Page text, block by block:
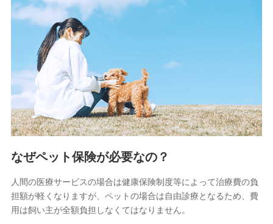
チューリッヒ少額短期保険株式会社
(https://www.zurichssi.co.jp/)
Tokio Marine X少額短期保険株式会社
(https://www.tokiomarine-x.co.jp/)
ペットメディカルサポート株式会社
(https://pshoken.co.jp/)
リトルファミリー少額短期保険株式会社
(https://www.littlefamily-ssi.com/)
2.共同募集を行う代理店から受領する個人情報
郵便、電話、およびＥメール等により、当社と取引のあるも
しくは委託を受けている保険会社・提携会社の保険その他に
た維持管理等の委託業務遂行のため、またそれらに付帯、関
連する当社および提携会社のサービスを案内、提供するため
（なお、当社は複数の保険会社と取引があり、取得した個人
情報を取引のある他の保険会社の商品・サービスをご提案す
なぜペット保険が必要なの？
人間の医療サービスの場合は健康保険制度等によって治療費の負
担額が軽くなりますが、ペットの場合は自由診療となるため、費
用は飼い主が全額負担しなくてはなりません。